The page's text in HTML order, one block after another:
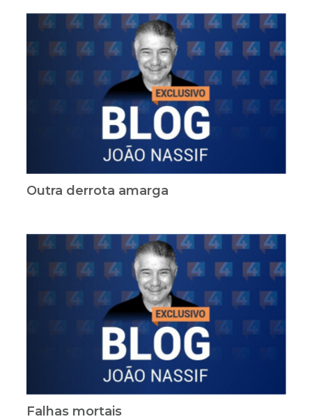
Outra derrota amarga
Falhas mortais